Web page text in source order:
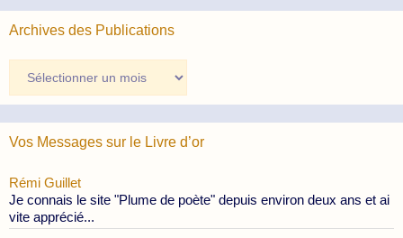
Archives des Publications
des
Publications
Vos Messages sur le Livre d’or
Rémi Guillet
Je connais le site "Plume de poète" depuis environ deux ans et ai
vite apprécié...